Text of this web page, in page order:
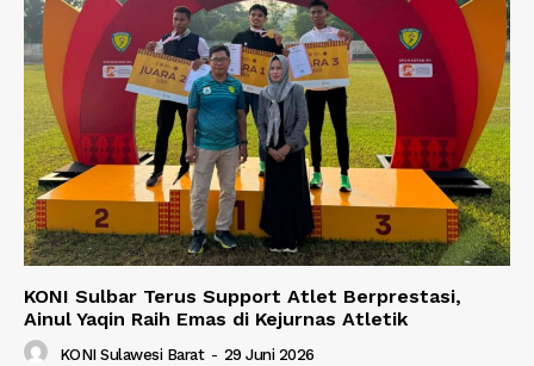
KONI Sulbar Terus Support Atlet Berprestasi,
Ainul Yaqin Raih Emas di Kejurnas Atletik
KONI Sulawesi Barat - 29 Juni 2026